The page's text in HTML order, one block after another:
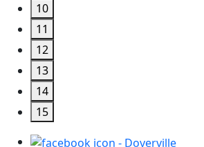
10
11
12
13
14
15